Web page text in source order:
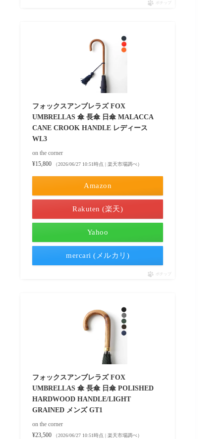
ポチップ
フォックスアンブレラズ FOX
UMBRELLAS 傘 長傘 日傘 MALACCA
CANE CROOK HANDLE レディース
WL3
on the corner
¥15,800
（2026/06/27 10:51時点 | 楽天市場調べ）
Amazon
Rakuten (楽天)
Yahoo
mercari (メルカリ)
ポチップ
フォックスアンブレラズ FOX
UMBRELLAS 傘 長傘 日傘 POLISHED
HARDWOOD HANDLE/LIGHT
GRAINED メンズ GT1
on the corner
¥23,500
（2026/06/27 10:51時点 | 楽天市場調べ）